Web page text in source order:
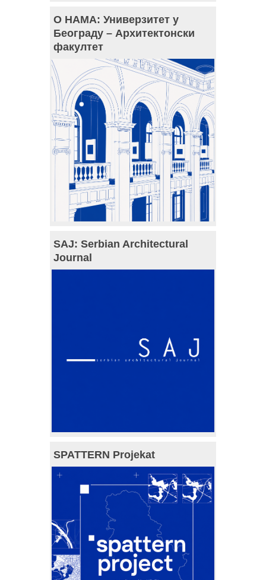
О НАМА: Универзитет у
Београду – Архитектонски
факултет
SAJ: Serbian Architectural
Journal
SPATTERN Projekat